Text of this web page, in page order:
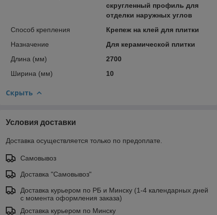
скругленный профиль для
отделки наружных углов
Способ крепления
Крепеж на клей для плитки
Назначение
Для керамической плитки
Длина (мм)
2700
Ширина (мм)
10
Скрыть
Условия доставки
Доставка осуществляется только по предоплате.
Самовывоз
Доставка "Самовывоз"
Доставка курьером по РБ и Минску (1-4 календарных дней
с момента оформления заказа)
Доставка курьером по Минску